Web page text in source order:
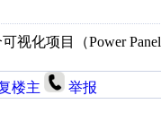
视化项目（Power
楼主 举报